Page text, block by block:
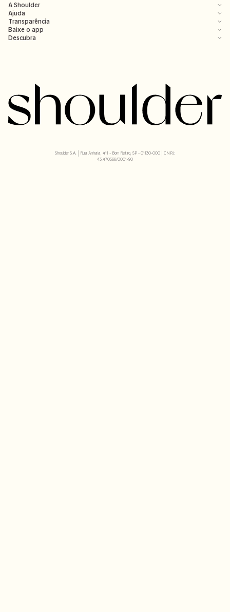
A Shoulder
Ajuda
Transparência
Baixe o app
Descubra
Shoulder S.A. | Rua Anhaia, 411 - Bom Retiro, SP - 01130-000 | CNPJ:
43.470566/0001-90